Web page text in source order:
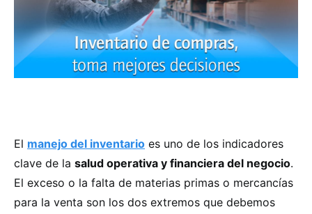
El manejo del inventario es uno de los indicadores
clave de la salud operativa y financiera del negocio.
El exceso o la falta de materias primas o mercancías
para la venta son los dos extremos que debemos